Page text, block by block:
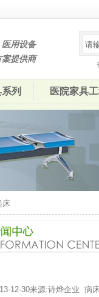
用设备
提供商
列 医院家具
床
12-30来源:诗烨企业 病